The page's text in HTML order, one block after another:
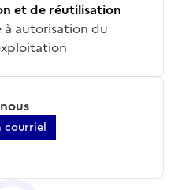
et de réutilisation
autorisation du
courriel